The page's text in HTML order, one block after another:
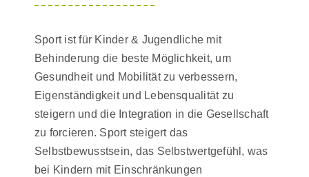
Sport ist für Kinder & Jugendliche mit
Behinderung die beste Möglichkeit, um
Gesundheit und Mobilität zu verbessern,
Eigenständigkeit und Lebensqualität zu
steigern und die Integration in die Gesellschaft
zu forcieren. Sport steigert das
Selbstbewusstsein, das Selbstwertgefühl, was
bei Kindern mit Einschränkungen